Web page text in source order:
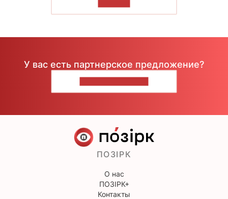
У вас есть партнерское предложение?
ПОЗІРК
О нас
ПОЗІРК+
Контакты